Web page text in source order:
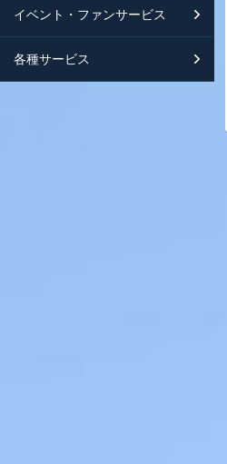
イベント・ファンサービス
各種サービス